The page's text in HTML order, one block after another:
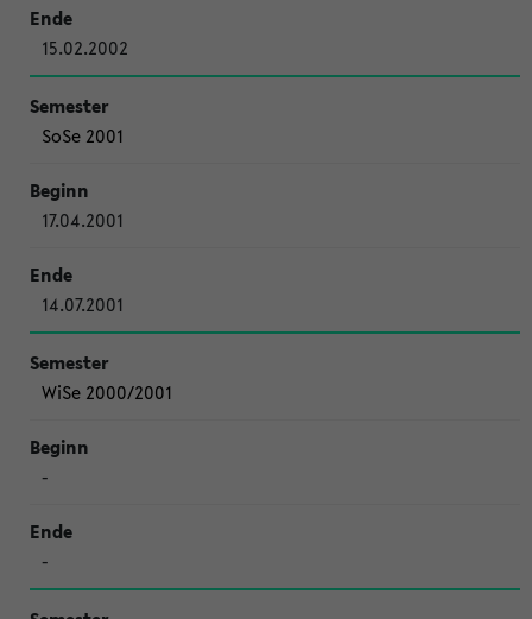
15.02.2002
SoSe 2001
17.04.2001
14.07.2001
WiSe 2000/2001
-
-